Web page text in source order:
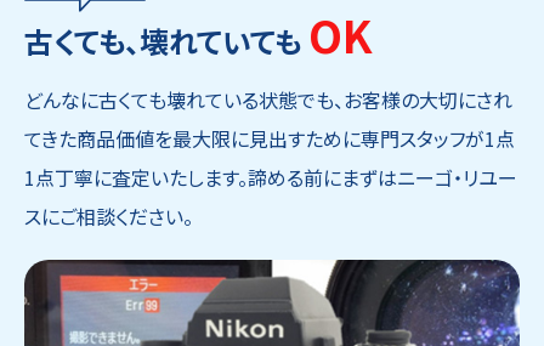
古くても、壊れていても OK
どんなに古くても壊れている状態でも、お客様の大切にされ
てきた商品価値を最大限に見出すために専門スタッフが1点
1点丁寧に査定いたします。諦める前にまずはニーゴ・リユー
スにご相談ください。